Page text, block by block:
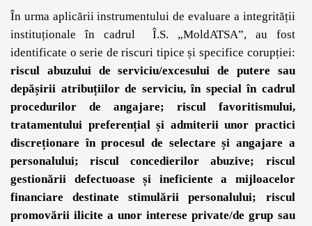
În urma aplicării instrumentului de evaluare a integrității
instituționale în cadrul Î.S. „MoldATSA”, au fost
identificate o serie de riscuri tipice și specifice corupției:
riscul abuzului de serviciu/excesului de putere sau
depășirii atribuțiilor de serviciu, în special în cadrul
procedurilor de angajare; riscul favoritismului,
tratamentului preferențial și admiterii unor practici
discreționare în procesul de selectare și angajare a
personalului; riscul concedierilor abuzive; riscul
gestionării defectuoase și ineficiente a mijloacelor
financiare destinate stimulării personalului; riscul
promovării ilicite a unor interese private/de grup sau